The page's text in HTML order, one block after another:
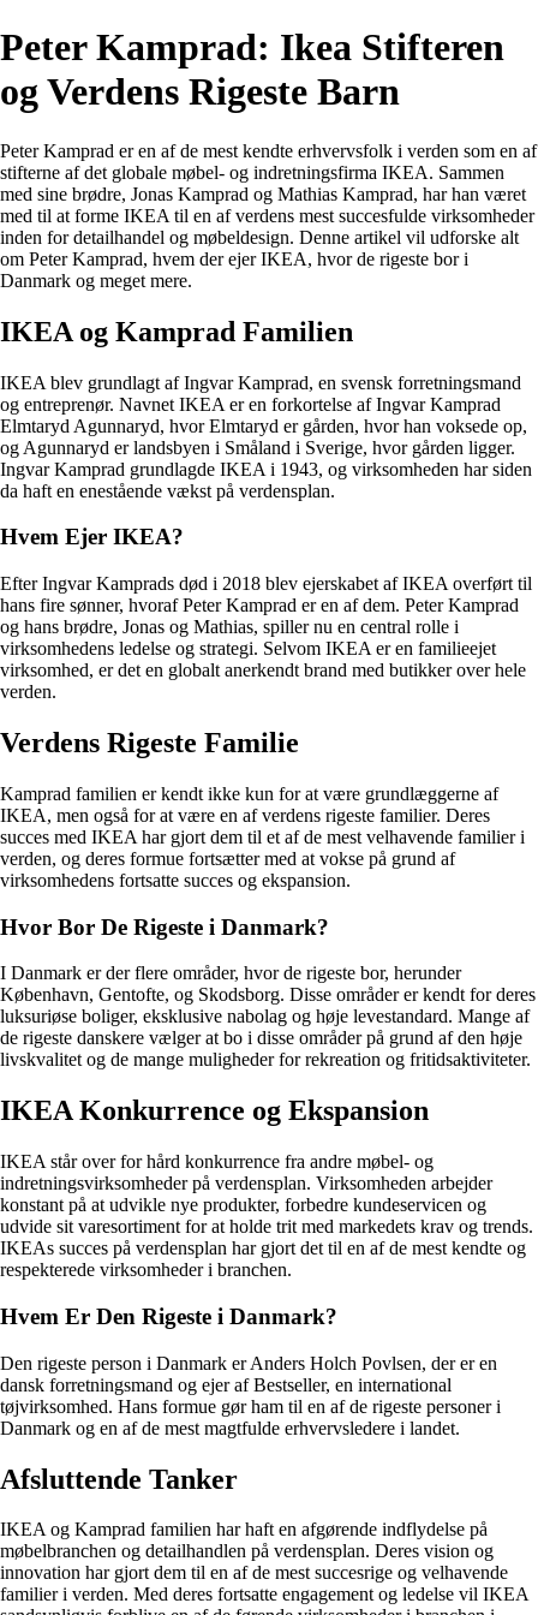
Peter Kamprad: Ikea Stifteren
og Verdens Rigeste Barn
Peter Kamprad er en af de mest kendte erhvervsfolk i verden som en af
stifterne af det globale møbel- og indretningsfirma IKEA. Sammen
med sine brødre, Jonas Kamprad og Mathias Kamprad, har han været
med til at forme IKEA til en af verdens mest succesfulde virksomheder
inden for detailhandel og møbeldesign. Denne artikel vil udforske alt
om Peter Kamprad, hvem der ejer IKEA, hvor de rigeste bor i
Danmark og meget mere.
IKEA og Kamprad Familien
IKEA blev grundlagt af Ingvar Kamprad, en svensk forretningsmand
og entreprenør. Navnet IKEA er en forkortelse af Ingvar Kamprad
Elmtaryd Agunnaryd, hvor Elmtaryd er gården, hvor han voksede op,
og Agunnaryd er landsbyen i Småland i Sverige, hvor gården ligger.
Ingvar Kamprad grundlagde IKEA i 1943, og virksomheden har siden
da haft en enestående vækst på verdensplan.
Hvem Ejer IKEA?
Efter Ingvar Kamprads død i 2018 blev ejerskabet af IKEA overført til
hans fire sønner, hvoraf Peter Kamprad er en af dem. Peter Kamprad
og hans brødre, Jonas og Mathias, spiller nu en central rolle i
virksomhedens ledelse og strategi. Selvom IKEA er en familieejet
virksomhed, er det en globalt anerkendt brand med butikker over hele
verden.
Verdens Rigeste Familie
Kamprad familien er kendt ikke kun for at være grundlæggerne af
IKEA, men også for at være en af verdens rigeste familier. Deres
succes med IKEA har gjort dem til et af de mest velhavende familier i
verden, og deres formue fortsætter med at vokse på grund af
virksomhedens fortsatte succes og ekspansion.
Hvor Bor De Rigeste i Danmark?
I Danmark er der flere områder, hvor de rigeste bor, herunder
København, Gentofte, og Skodsborg. Disse områder er kendt for deres
luksuriøse boliger, eksklusive nabolag og høje levestandard. Mange af
de rigeste danskere vælger at bo i disse områder på grund af den høje
livskvalitet og de mange muligheder for rekreation og fritidsaktiviteter.
IKEA Konkurrence og Ekspansion
IKEA står over for hård konkurrence fra andre møbel- og
indretningsvirksomheder på verdensplan. Virksomheden arbejder
konstant på at udvikle nye produkter, forbedre kundeservicen og
udvide sit varesortiment for at holde trit med markedets krav og trends.
IKEAs succes på verdensplan har gjort det til en af de mest kendte og
respekterede virksomheder i branchen.
Hvem Er Den Rigeste i Danmark?
Den rigeste person i Danmark er Anders Holch Povlsen, der er en
dansk forretningsmand og ejer af Bestseller, en international
tøjvirksomhed. Hans formue gør ham til en af de rigeste personer i
Danmark og en af de mest magtfulde erhvervsledere i landet.
Afsluttende Tanker
IKEA og Kamprad familien har haft en afgørende indflydelse på
møbelbranchen og detailhandlen på verdensplan. Deres vision og
innovation har gjort dem til en af de mest succesrige og velhavende
familier i verden. Med deres fortsatte engagement og ledelse vil IKEA